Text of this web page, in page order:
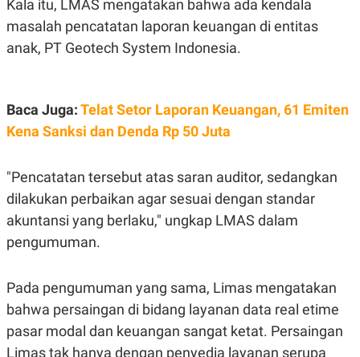
S
T
D
A
A
E
S
O
N
T
T
V
I
P
S
JARINGAN
O
T
N
A
R
S
R
E
Kala itu, LMAS mengatakan bahwa ada kendala
masalah pencatatan laporan keuangan di entitas
anak, PT Geotech System Indonesia.
Baca Juga:Telat Setor Laporan Keuangan, 61 Emiten
Kena Sanksi dan Denda Rp 50 Juta
"Pencatatan tersebut atas saran auditor, sedangkan
dilakukan perbaikan agar sesuai dengan standar
akuntansi yang berlaku," ungkap LMAS dalam
pengumuman.
Pada pengumuman yang sama, Limas mengatakan
bahwa persaingan di bidang layanan data real etime
pasar modal dan keuangan sangat ketat. Persaingan
Limas tak hanya dengan penyedia layanan serupa